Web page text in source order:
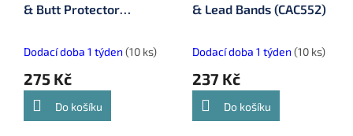
& Butt Protector
Dodací doba 1 týden (10 ks)
275 Kč
Do košíku
& Lead Bands (CAC552)
Dodací doba 1 týden (10 ks)
237 Kč
Do košíku